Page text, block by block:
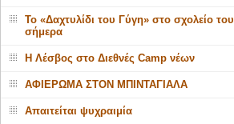
Το «Δαχτυλίδι του Γύγη» στο σχολείο του
σήμερα
Η Λέσβος στο Διεθνές Camp νέων
ΑΦΙΕΡΩΜΑ ΣΤΟΝ ΜΠΙΝΤΑΓΙΑΛΑ
Απαιτείται ψυχραιμία